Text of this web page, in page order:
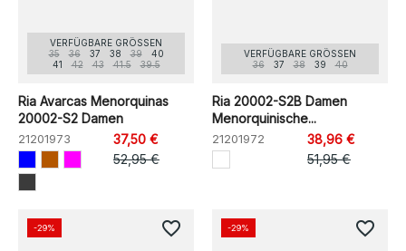
VERFÜGBARE GRÖSSEN
35
36 37 38 39
40
41
42 43 41.5 39.5
Ria Avarcas Menorquinas
20002-S2 Damen
21201973
37,50 €
52,95 €
VERFÜGBARE GRÖSSEN
36
37 38 39 40
Ria 20002-S2B Damen
Menorquinische...
21201972
38,96 €
51,95 €
-29% favorite_border -29% favorite_border